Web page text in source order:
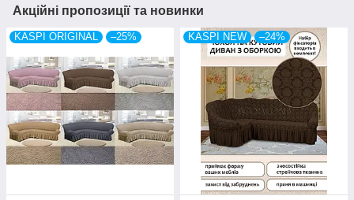
Акційні пропозиції та новинки
KASPI ORIGINAL –25% KASPI NEW –24%